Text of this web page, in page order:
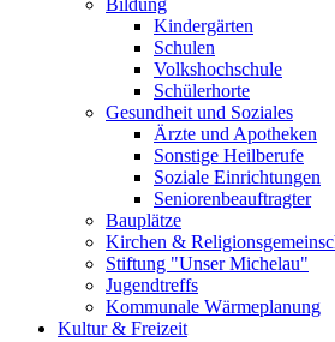
Bildung
Kindergärten
Schulen
Volkshochschule
Schülerhorte
Gesundheit und Soziales
Ärzte und Apotheken
Sonstige Heilberufe
Soziale Einrichtungen
Seniorenbeauftragter
Bauplätze
Kirchen &
Stiftung "Unser Michelau"
Jugendtreffs
Kommunale Wärmeplanung
Kultur & Freizeit